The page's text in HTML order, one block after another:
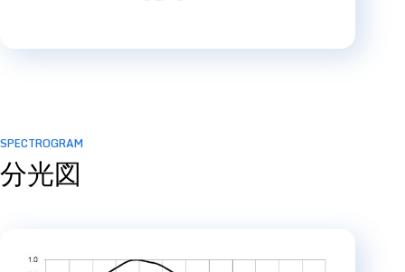
SPECTROGRAM
分光図